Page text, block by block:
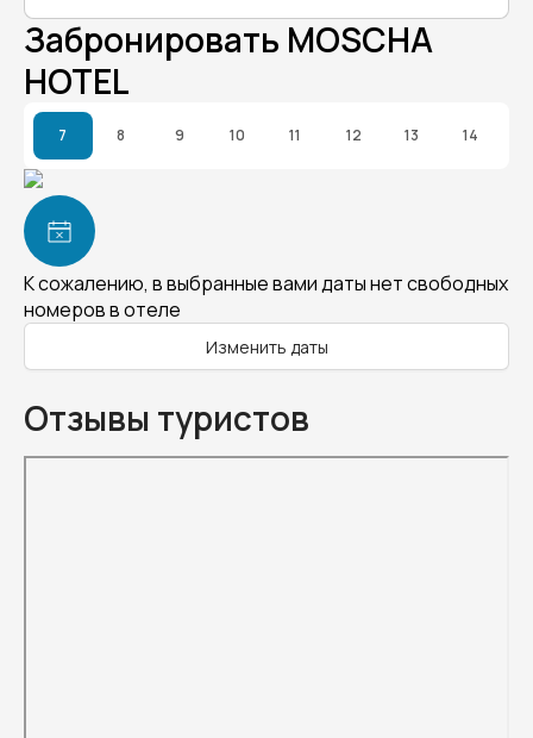
Забронировать MOSCHA
HOTEL
7 8 9 10 11 12 13 14
К сожалению, в выбранные вами даты нет свободных
номеров в отеле
Изменить даты
Отзывы туристов